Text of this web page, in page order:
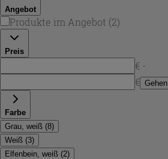
Übergänge stilvoll zu gestalten.
Angebot
Produkte im Angebot (2)
Preis
€ -
€ Gehen
Farbe
Grau, weiß (8)
Weiß (3)
Elfenbein, weiß (2)